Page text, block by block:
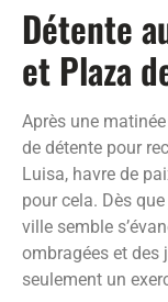
Détente
et Plaza
Après une
de détente pour
Luisa, havre de
pour cela. Dès
ville semble
ombragées et des
seulement un